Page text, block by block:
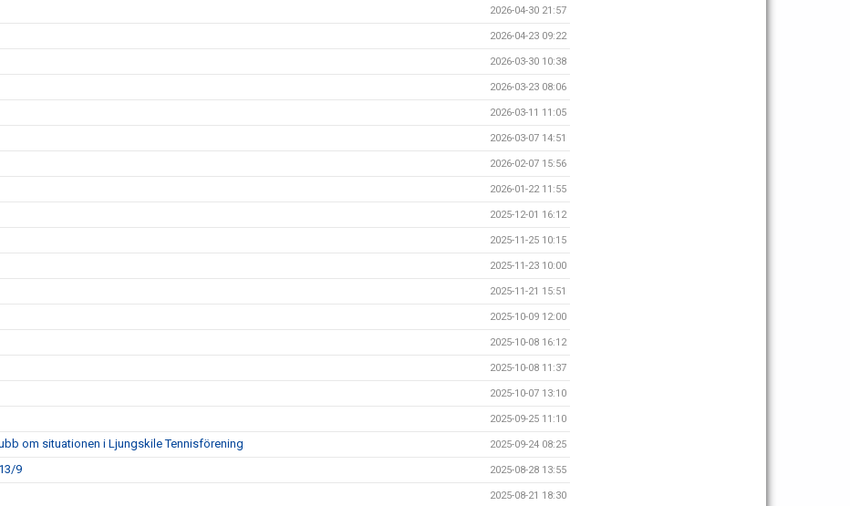
2026-04-30 21:57
2026-04-23 09:22
2026-03-30 10:38
2026-03-23 08:06
2026-03-11 11:05
2026-03-07 14:51
2026-02-07 15:56
2026-01-22 11:55
2025-12-01 16:12
2025-11-25 10:15
2025-11-23 10:00
2025-11-21 15:51
2025-10-09 12:00
2025-10-08 16:12
2025-10-08 11:37
2025-10-07 13:10
2025-09-25 11:10
om situationen i Ljungskile Tennisförening 2025-09-24 08:25
9 2025-08-28 13:55
2025-08-21 18:30